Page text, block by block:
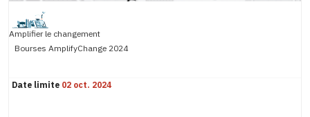
Amplifier le changement
Bourses AmplifyChange 2024
Date limite 02 oct. 2024